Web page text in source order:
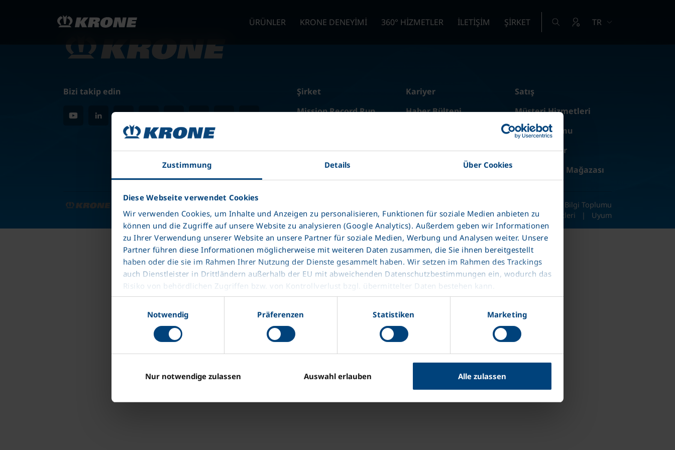
Zustimmung Details Über Cookies
Diese Webseite verwendet Cookies
Wir verwenden Cookies, um Inhalte und Anzeigen zu personalisieren, Funktionen für soziale Medien anbieten zu
können und die Zugriffe auf unsere Website zu analysieren (Google Analytics). Außerdem geben wir Informationen
zu Ihrer Verwendung unserer Website an unsere Partner für soziale Medien, Werbung und Analysen weiter. Unsere
Partner führen diese Informationen möglicherweise mit weiteren Daten zusammen, die Sie ihnen bereitgestellt
haben oder die sie im Rahmen Ihrer Nutzung der Dienste gesammelt haben. Wir setzen im Rahmen des Trackings
auch Dienstleister in Drittländern außerhalb der EU mit abweichenden Datenschutzbestimmungen ein, wodurch das
Risiko von behördlichen Zugriffen bzw. von Kontrollverlust bzgl. übermittelter Daten bestehen kann.
Datenschutzerklärung
ImpressumNotwendig
Präferenzen Statistiken Marketing
Nur notwendige zulassen Auswahl erlauben Alle zulassen
ÜRÜNLER KRONE DENEYİMİ 360° HİZMETLER İLETİŞİM ŞİRKET TR
Bizi takip edin
Şirket
Mission Record Run
Ürünler
KRONE Grubu
Kariyer
Haber Bülteni
TRAILER HEADS
Müşteri dergisi
Satış
Müşteri Hizmetleri
İletişim formu
Uygulamalar
Yedek Parça Mağazası
Bilgi Toplumu
Hizmetleri
| Uyum